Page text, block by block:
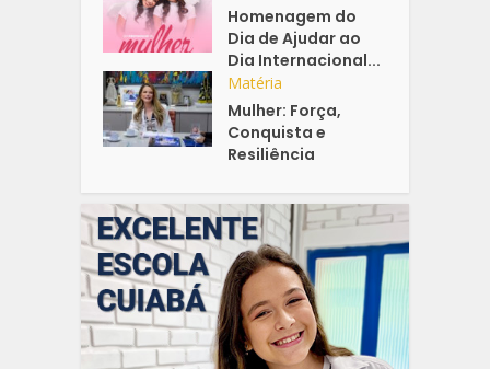
Homenagem do
Dia de Ajudar ao
Dia Internacional...
Matéria
Mulher: Força,
Conquista e
Resiliência